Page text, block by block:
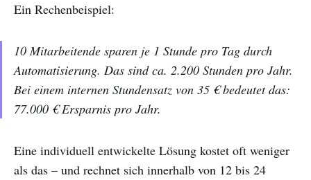
Ein Rechenbeispiel:
10 Mitarbeitende sparen je 1 Stunde pro Tag durch
Automatisierung. Das sind ca. 2.200 Stunden pro Jahr.
Bei einem internen Stundensatz von 35 € bedeutet das:
77.000 € Ersparnis pro Jahr.
Eine individuell entwickelte Lösung kostet oft weniger
als das – und rechnet sich innerhalb von 12 bis 24